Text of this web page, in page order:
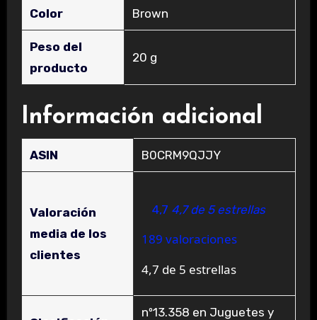
Color ‎Brown
Peso del
producto
‎20 g
Información adicional
ASIN B0CRM9QJJY
Valoración
media de los
clientes
4,7 4,7 de 5 estrellas
189 valoraciones
4,7 de 5 estrellas
nº13.358 en Juguetes y